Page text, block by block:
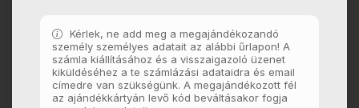
Kérlek, ne add meg a megajándékozandó
személy személyes adatait az alábbi űrlapon! A
számla kiállításához és a visszaigazoló üzenet
kiküldéséhez a te számlázási adataidra és email
címedre van szükségünk. A megajándékozott fél
az ajándékkártyán levő kód beváltásakor fogja